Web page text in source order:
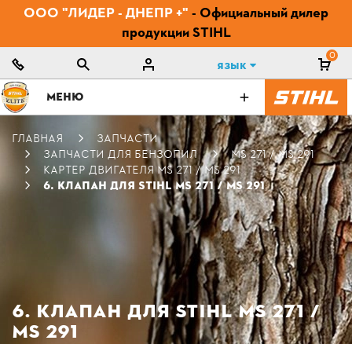
ООО "ЛИДЕР - ДНЕПР +" - Официальный дилер
продукции STIHL
Язык
0
МЕНЮ
ГЛАВНАЯ
ЗАПЧАСТИ
ЗАПЧАСТИ ДЛЯ БЕНЗОПИЛ
MS 271 / MS 291
КАРТЕР ДВИГАТЕЛЯ MS 271 / MS 291
6. КЛАПАН ДЛЯ STIHL MS 271 / MS 291
6. КЛАПАН ДЛЯ STIHL MS 271 /
MS 291